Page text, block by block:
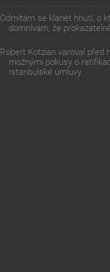
Odmítám se klanět hnutí, o
domnívám, že
Robert Kotzian varoval před
možnými pokusy o
Istanbulské úmluvy